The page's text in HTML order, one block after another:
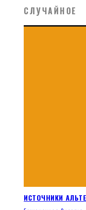
СЛУЧАЙНОЕ
ИСТОЧНИКИ